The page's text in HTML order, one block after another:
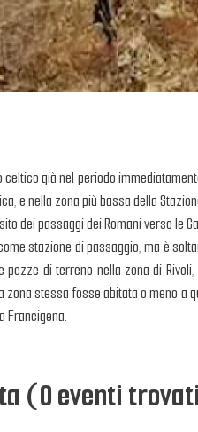
già nel periodo
e nella zona più bassa della
dei passaggi dei Romani verso le
stazione di passaggio, ma è
pezze di terreno nella zona di
zona stessa fosse abitata o meno
Francigena.
(0 eventi